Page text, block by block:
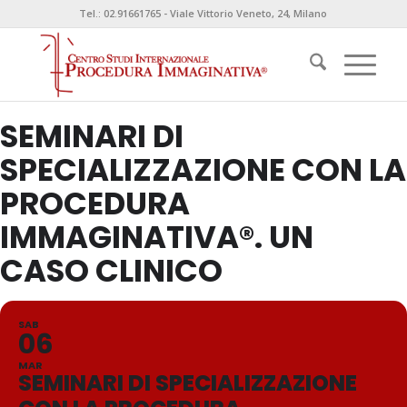
Tel.: 02.91661765 - Viale Vittorio Veneto, 24, Milano
SEMINARI DI
SPECIALIZZAZIONE CON LA
PROCEDURA
IMMAGINATIVA®. UN
CASO CLINICO
SAB
06
MAR
SEMINARI DI SPECIALIZZAZIONE